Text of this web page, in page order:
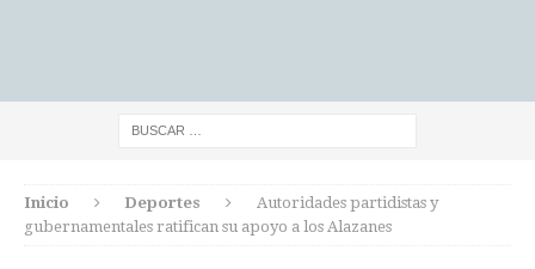
Inicio Deportes
Autoridades partidistas y
gubernamentales ratifican su apoyo a los Alazanes